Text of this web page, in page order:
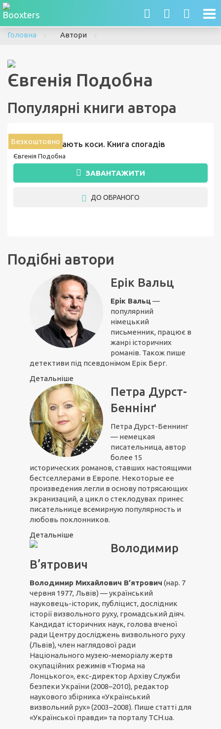
Головна
Автори
Євгенія Подобна
Популярні книги автора
Дівчата зрізають коси. Книга спогадів
Євгенія Подобна
Безкоштовно
ЗАВАНТАЖИТИ
ДО ОБРАНОГО
Подібні автори
Ерік Вальц
Ерік Вальц—
популярний
німецький
письменник, працює в
жанрі історичних
романів. Також пише
детективи під псевдонімом Ерік Берг.
Детальніше
Петра Дурст-
Беннінґ
Петра Дурст-Беннинг
— немецкая
писательница, автор
более 15
исторических романов, ставших настоящими
бестселлерами в Европе. Некоторые ее
произведения легли в основу потрясающих
экранизаций, а цикл о стеклодувах принес
писательнице всемирную популярность и
любовь поклонников.
Детальніше
Володимир
В’ятрович
Володимир Михайлович В’ятрович (нар. 7
червня 1977, Львів) — український
науковець-історик, публіцист, дослідник
історії визвольного руху, громадський діяч.
Кандидат історичних наук, голова вченої
ради Центру досліджень визвольного руху
(Львів), член наглядової ради
Національного музею-меморіалу жертв
окупаційних режимів «Тюрма на
Лонцького», екс-директор Архіву Служби
безпеки України (2008–2010), редактор
наукового збірника «Український
визвольний рух» (2003–2008). Пише статті для
«Української правди» та порталу ТСН.ua.